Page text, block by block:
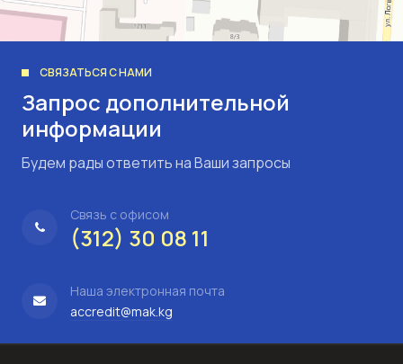
СВЯЗАТЬСЯ С НАМИ
Запрос дополнительной
информации
Будем рады ответить на Ваши запросы
Связь с офисом
(312) 30 08 11
Наша электронная почта
accredit@mak.kg